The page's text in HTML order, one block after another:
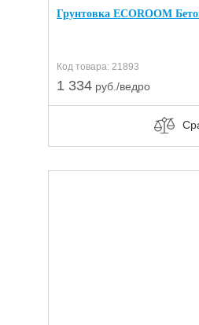
Грунтовка ECOROOM
Код товара: 21893
1 334 руб./ведро